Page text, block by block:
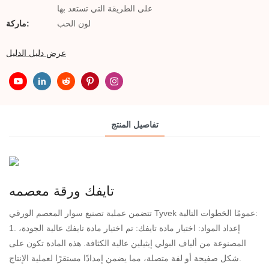
على الطريقة التي تستعد بها
ماركة:
لون الحب
عرض دليل الدليل
تفاصيل المنتج
تتضمن عملية تصنيع سوار المعصم الورقي Tyvek عمومًا الخطوات التالية:
1. إعداد المواد: اختيار مادة تايفك: تم اختيار مادة تايفك عالية الجودة،
المصنوعة من ألياف البولي إيثيلين عالية الكثافة. هذه المادة تكون على